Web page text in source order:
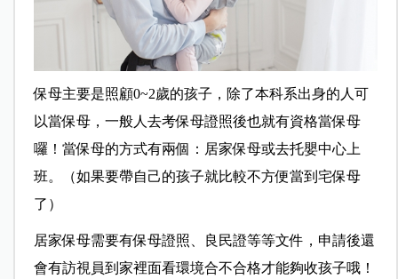
保母主要是照顧0~2歲的孩子，除了本科系出身的人可
以當保母，一般人去考保母證照後也就有資格當保母
囉！當保母的方式有兩個：居家保母或去托嬰中心上
班。（如果要帶自己的孩子就比較不方便當到宅保母
了）
居家保母需要有保母證照、良民證等等文件，申請後還
會有訪視員到家裡面看環境合不合格才能夠收孩子哦！